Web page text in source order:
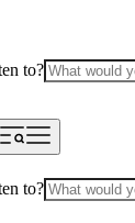
to?
to?